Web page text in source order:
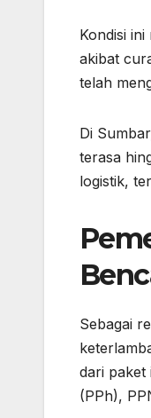
Kondisi
akibat
telah
Di
terasa
logistik,
Sebagai
dari paket
(PPh),